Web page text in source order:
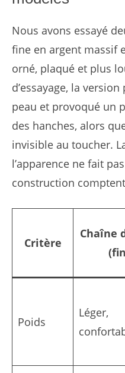
Nous avons essayé
fine en argent massif
orné, plaqué et plus
d’essayage, la
peau et provoqué un
des hanches, alors
invisible au toucher.
l’apparence ne fait
construction
Critère
Chaîne
Poids
Léger,